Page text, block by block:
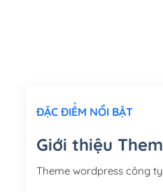
ĐẶC ĐIỂM NỔI BẬT
Giới thiệu
Theme wordpress công